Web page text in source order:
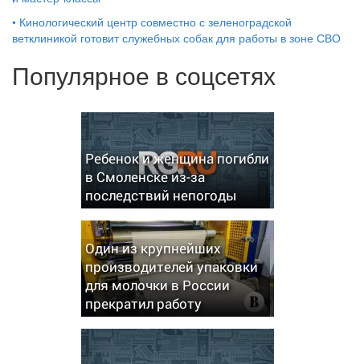
• Кинологический центр совместно с зеленоградской
ветклиникой готовит служебных собак для работы в зоне СВО
Популярное в соцсетях
Ребенок и женщина погибли
в Смоленске из-за
последствий непогоды
Один из крупнейших
производителей упаковки
для молочки в России
прекратил работу